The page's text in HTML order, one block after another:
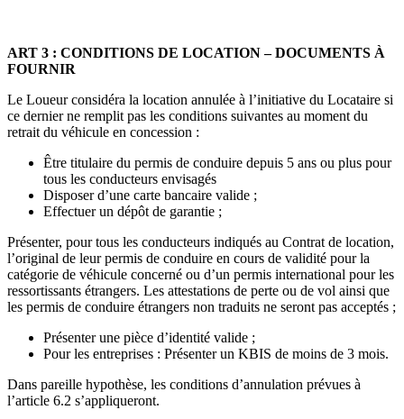
ART 3 : CONDITIONS DE LOCATION – DOCUMENTS À
FOURNIR
Le Loueur considéra la location annulée à l’initiative du Locataire si
ce dernier ne remplit pas les conditions suivantes au moment du
retrait du véhicule en concession :
Être titulaire du permis de conduire depuis 5 ans ou plus pour
tous les conducteurs envisagés
Disposer d’une carte bancaire valide ;
Effectuer un dépôt de garantie ;
Présenter, pour tous les conducteurs indiqués au Contrat de location,
l’original de leur permis de conduire en cours de validité pour la
catégorie de véhicule concerné ou d’un permis international pour les
ressortissants étrangers. Les attestations de perte ou de vol ainsi que
les permis de conduire étrangers non traduits ne seront pas acceptés ;
Présenter une pièce d’identité valide ;
Pour les entreprises : Présenter un KBIS de moins de 3 mois.
Dans pareille hypothèse, les conditions d’annulation prévues à
l’article 6.2 s’appliqueront.